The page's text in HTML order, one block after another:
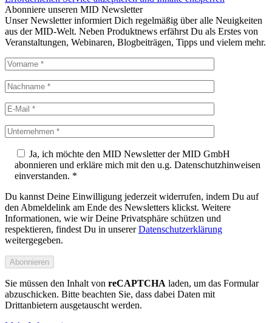
Abonniere unseren MID Newsletter
Unser Newsletter informiert Dich regelmäßig über alle Neuigkeiten
aus der MID-Welt. Neben Produktnews erfährst Du als Erstes von
Veranstaltungen, Webinaren, Blogbeiträgen, Tipps und vielem mehr.
Ja, ich möchte den MID Newsletter der MID GmbH
abonnieren und erkläre mich mit den u.g. Datenschutzhinweisen
einverstanden. *
Du kannst Deine Einwilligung jederzeit widerrufen, indem Du auf
den Abmeldelink am Ende des Newsletters klickst. Weitere
Informationen, wie wir Deine Privatsphäre schützen und
respektieren, findest Du in unsererDatenschutzerklärung
weitergegeben.
Sie müssen den Inhalt von reCAPTCHA laden, um das Formular
abzuschicken. Bitte beachten Sie, dass dabei Daten mit
Drittanbietern ausgetauscht werden.